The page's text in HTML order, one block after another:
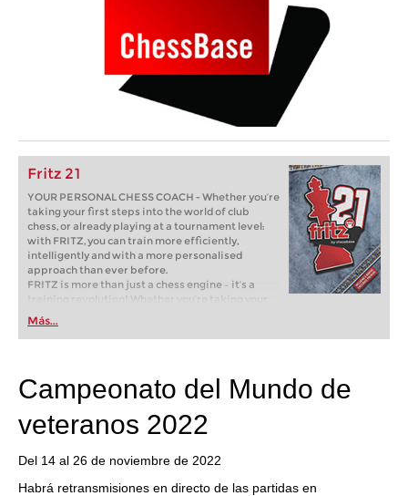
Fritz 21
YOUR PERSONAL CHESS COACH - Whether you’re
taking your first steps into the world of club
chess, or already playing at a tournament level:
with FRITZ, you can train more efficiently,
intelligently and with a more personalised
approach than ever before.
FRITZ is more than just a chess engine – it’s a
training revolution! Whether you’re taking your
first steps into the world of club chess, or already
playing at a tournament level: with FRITZ, you can
train more efficiently, intelligently and with a
Más...
Campeonato del Mundo de
veteranos 2022
Del 14 al 26 de noviembre de 2022
Habrá retransmisiones en directo de las partidas en